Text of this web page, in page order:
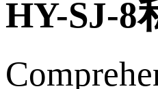
HY-SJ-8